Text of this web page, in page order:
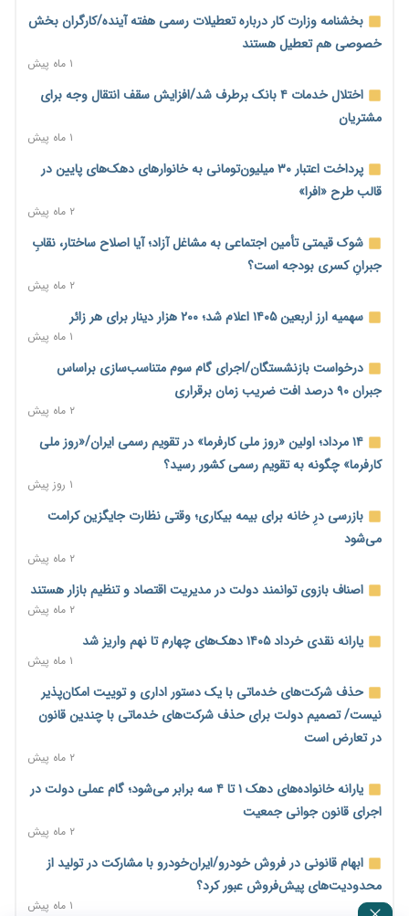
آغاز اجرای پایلوت «ردا کارت» برای دانشجویان تحصیلات تکمیلی
۱ روز پیش
محدودیت تازه برای شبکه بانکی؛ افزایش سپرده قانونی با هدف
کنترل تورم
۱ روز پیش
ترمز تولید خودرو کشیده شد؛ افت ۲۵ درصدی تیراژ ایران‌خودرو،
سایپا و پارس‌خودرو
۱ روز پیش
بنگاه‌داری بانک‌ها؛ مانع بزرگ خانه‌دار شدن مستأجران
نماینده مجلس: توسعه مرزهای زمینی به راهبرد تأمین کالاهای
اساسی تبدیل شود
۱ روز پیش
خانه کارگر قزوین: شکاف دستمزد و هزینه معیشت هر روز عمیق‌تر
می‌شود
۱ روز پیش
رئیس سازمان امور مالیاتی: بلاگرهای پردرآمد مشمول پرداخت
مالیات هستند
۱ روز پیش
پیش‌بینی افزایش تولید برنج؛ نیاز وارداتی کشور به ۵۰۰ هزار تن
کاهش می‌یابد
۱ روز پیش
امضای تفاهم‌نامه تجاری ایران و پاکستان؛ هدف‌گذاری تجارت ۱۰
اختیارات جدید گمرکات برای تمدید ورود موقت کالا و خودرو تا
پایان شهریور ابلاغ شد
۱ روز پیش
مرحله سیزدهم کالابرگ در سایه تورم؛ قدرت خرید یارانه یک‌میلیونی
۱۴ مرداد؛ اولین «روز ملی کارفرما» در تقویم رسمی ایران/«روز ملی
کارفرما» چگونه به تقویم رسمی کشور رسید؟
بخشنامه وزارت کار درباره تعطیلات رسمی هفته آینده/کارگران بخش
خصوصی هم تعطیل هستند
۱ ماه پیش
اختلال خدمات ۴ بانک برطرف شد/افزایش سقف انتقال وجه برای
مشتریان
۱ ماه پیش
پرداخت اعتبار ۳۰ میلیون‌تومانی به خانوارهای دهک‌های پایین در
قالب طرح «افرا»
۲ ماه پیش
شوک قیمتی تأمین اجتماعی به مشاغل آزاد؛ آیا اصلاح ساختار، نقابِ
جبرانِ کسری بودجه است؟
۲ ماه پیش
سهمیه ارز اربعین ۱۴۰۵ اعلام شد؛ ۲۰۰ هزار دینار برای هر زائر
۱ ماه پیش
درخواست بازنشستگان/اجرای گام سوم متناسب‌سازی براساس
جبران ۹۰ درصد افت ضریب زمان برقراری
۲ ماه پیش
۱۴ مرداد؛ اولین «روز ملی کارفرما» در تقویم رسمی ایران/«روز ملی
کارفرما» چگونه به تقویم رسمی کشور رسید؟
۱ روز پیش
بازرسی درِ خانه برای بیمه بیکاری؛ وقتی نظارت جایگزین کرامت
می‌شود
۲ ماه پیش
اصناف بازوی توانمند دولت در مدیریت اقتصاد و تنظیم بازار هستند
۲ ماه پیش
یارانه نقدی خرداد ۱۴۰۵ دهک‌های چهارم تا نهم واریز شد
۱ ماه پیش
حذف شرکت‌های خدماتی با یک دستور اداری و توییت امکان‌پذیر
نیست/ تصمیم دولت برای حذف شرکت‌های خدماتی با چندین قانون
در تعارض است
۲ ماه پیش
یارانه خانواده‌های دهک ۱ تا ۴ سه برابر می‌شود؛ گام عملی دولت در
اجرای قانون جوانی جمعیت
۲ ماه پیش
ابهام قانونی در فروش خودرو/ایران‌خودرو با مشارکت در تولید از
محدودیت‌های پیش‌فروش عبور کرد؟
۱ ماه پیش